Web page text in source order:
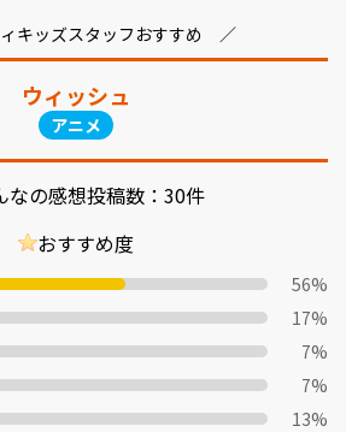
キッズスタッフおすすめ ／
ウィッシュ
アニメ
なの感想投稿数： 30件
おすすめ度
56%
17%
7%
7%
13%